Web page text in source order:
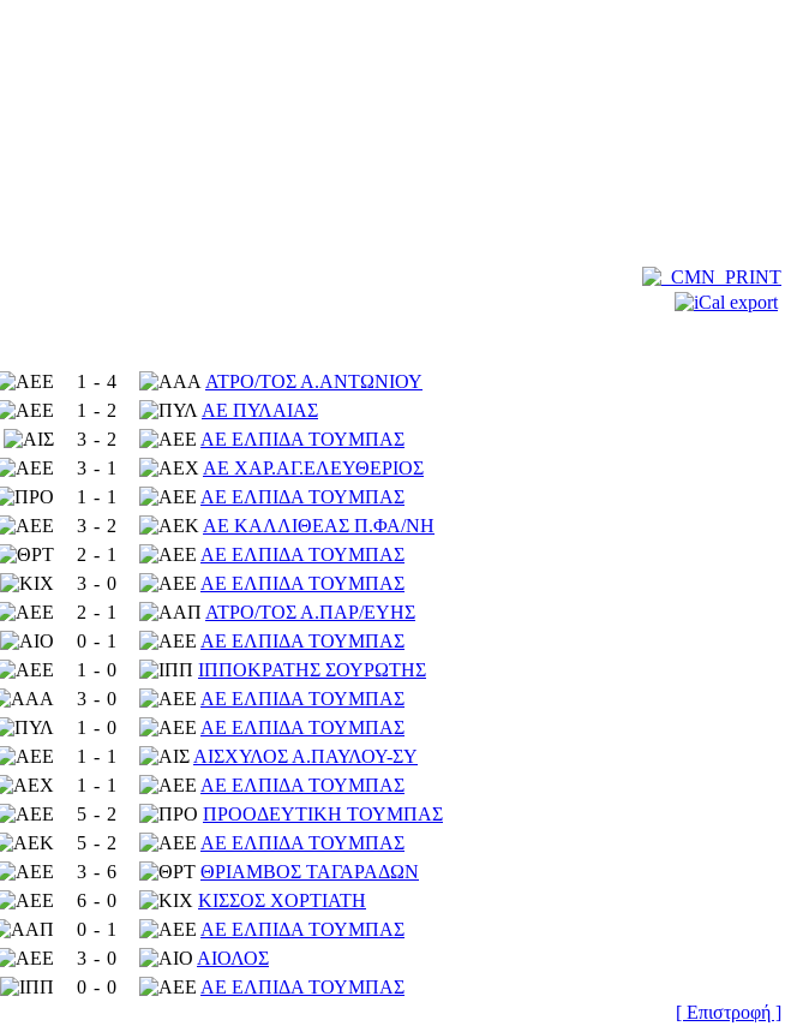
1 - 4
ΑΤΡΟ/ΤΟΣ Α.ΑΝΤΩΝΙΟΥ
1 - 2
ΑΕ ΠΥΛΑΙΑΣ
3 - 2
ΑΕ ΕΛΠΙΔΑ ΤΟΥΜΠΑΣ
3 - 1
ΑΕ ΧΑΡ.ΑΓ.ΕΛΕΥΘΕΡΙΟΣ
1 - 1
ΑΕ ΕΛΠΙΔΑ ΤΟΥΜΠΑΣ
3 - 2
ΑΕ ΚΑΛΛΙΘΕΑΣ Π.ΦΑ/ΝΗ
2 - 1
ΑΕ ΕΛΠΙΔΑ ΤΟΥΜΠΑΣ
3 - 0
ΑΕ ΕΛΠΙΔΑ ΤΟΥΜΠΑΣ
2 - 1
ΑΤΡΟ/ΤΟΣ Α.ΠΑΡ/ΕΥΗΣ
0 - 1
ΑΕ ΕΛΠΙΔΑ ΤΟΥΜΠΑΣ
1 - 0
ΙΠΠΟΚΡΑΤΗΣ ΣΟΥΡΩΤΗΣ
3 - 0
ΑΕ ΕΛΠΙΔΑ ΤΟΥΜΠΑΣ
1 - 0
ΑΕ ΕΛΠΙΔΑ ΤΟΥΜΠΑΣ
1 - 1
ΑΙΣΧΥΛΟΣ Α.ΠΑΥΛΟΥ-ΣΥ
1 - 1
ΑΕ ΕΛΠΙΔΑ ΤΟΥΜΠΑΣ
5 - 2
ΠΡΟΟΔΕΥΤΙΚΗ ΤΟΥΜΠΑΣ
5 - 2
ΑΕ ΕΛΠΙΔΑ ΤΟΥΜΠΑΣ
3 - 6
ΘΡΙΑΜΒΟΣ ΤΑΓΑΡΑΔΩΝ
6 - 0
ΚΙΣΣΟΣ ΧΟΡΤΙΑΤΗ
0 - 1
ΑΕ ΕΛΠΙΔΑ ΤΟΥΜΠΑΣ
3 - 0
ΑΙΟΛΟΣ
0 - 0
ΑΕ ΕΛΠΙΔΑ ΤΟΥΜΠΑΣ
[ Επιστροφή ]